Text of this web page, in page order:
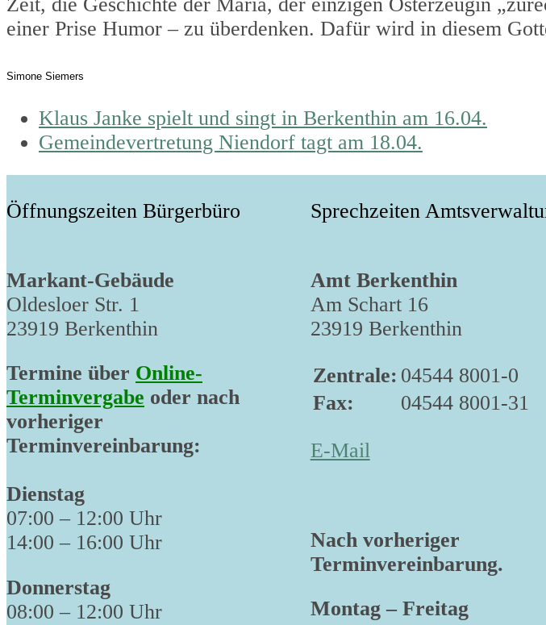
einer Prise Humor – zu überdenken. Dafür wird in diesem
Simone Siemers
previous
post:
Klaus Janke spielt und singt in Berkenthin am 16.04.
next
Gemeindevertretung Niendorf tagt am 18.04.
Öffnungszeiten Bürgerbüro
Markant-Gebäude
Oldesloer Str. 1
23919 Berkenthin
Termine über Online-
Terminvergabe oder nach
vorheriger
Terminvereinbarung:
Dienstag
07:00 – 12:00 Uhr
14:00 – 16:00 Uhr
Donnerstag
08:00 – 12:00 Uhr
Sprechzeiten
Amt Berkenthin
Am Schart 16
23919 Berkenthin
Zentrale: 04544 8001-0
Fax:
04544 8001-31
E-Mail
Nach vorheriger
Terminvereinbarung.
Montag – Freitag